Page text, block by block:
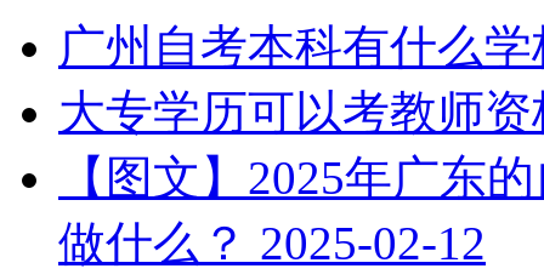
广州自考本科有什么
大专学历可以考教师
【图文】2025年广东
做什么？ 2025-02-12